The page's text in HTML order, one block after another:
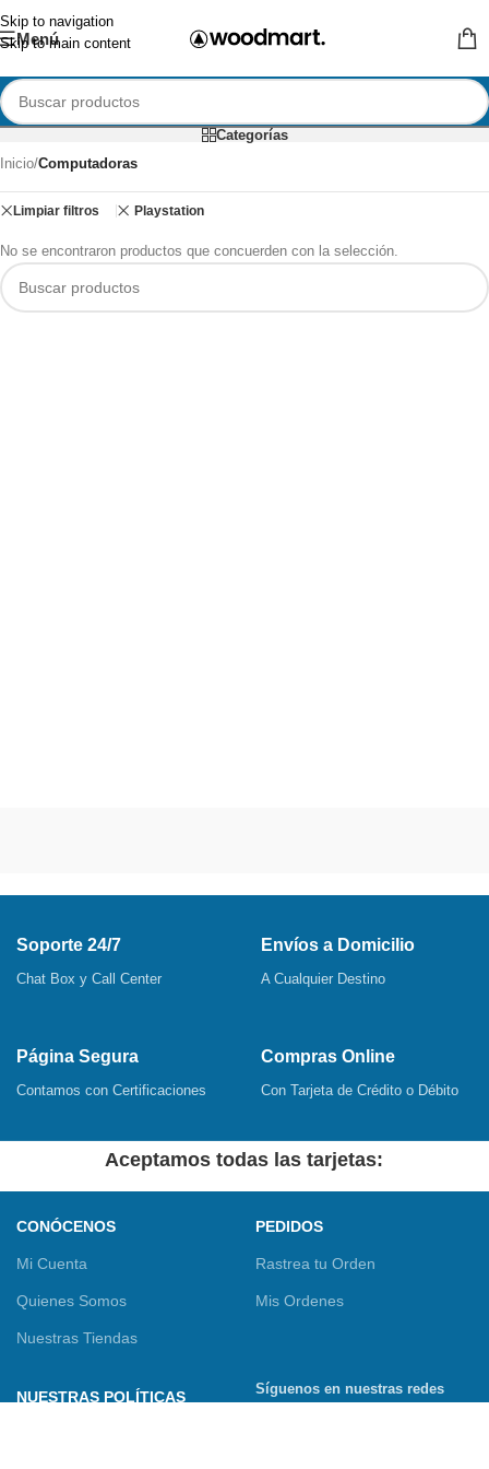
Skip to navigation
Skip to main content
Menú
Categorías
Inicio/Computadoras
Limpiar filtros Playstation
No se encontraron productos que concuerden con la selección.
Soporte 24/7
Chat Box y Call Center
Envíos a Domicilio
A Cualquier Destino
Página Segura
Contamos con Certificaciones
Compras Online
Con Tarjeta de Crédito o Débito
Aceptamos todas las tarjetas:
CONÓCENOS
Mi Cuenta
Quienes Somos
Nuestras Tiendas
PEDIDOS
Rastrea tu Orden
Mis Ordenes
NUESTRAS POLÍTICAS
Síguenos en nuestras redes